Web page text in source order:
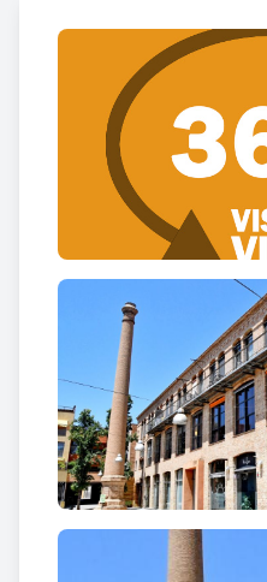
constituïdes per plantes
superposades, amb
finestrals i estructura
ferro colat.
Del conjunt en destaca
l’expulsió de fums
generava el vapor
motriu que, a través
telers. La manca de
indústria del gènere de
marcà el declivi
fàbrica Vda. d’Ignasi
sense jacquard, mentre
en tenia 109 amb
segle XX les seves
social Textil Isabela, SA,